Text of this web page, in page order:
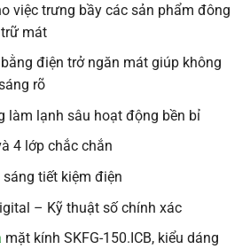
việc trưng bầy các sản phẩm đông
mát
điện trở ngăn mát giúp không
rõ
làm lạnh sâu hoạt động bền bỉ
4 lớp chắc chắn
sáng tiết kiệm điện
– Kỹ thuật số chính xác
mặt kính SKFG-150.ICB, kiểu dáng